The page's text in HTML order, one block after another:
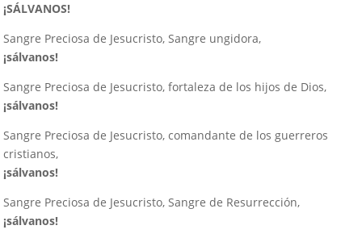
¡SÁLVANOS!
Sangre Preciosa de Jesucristo, Sangre ungidora,
¡sálvanos!
Sangre Preciosa de Jesucristo, fortaleza de los hijos de Dios,
¡sálvanos!
Sangre Preciosa de Jesucristo, comandante de los guerreros
cristianos,
¡sálvanos!
Sangre Preciosa de Jesucristo, Sangre de Resurrección,
¡sálvanos!